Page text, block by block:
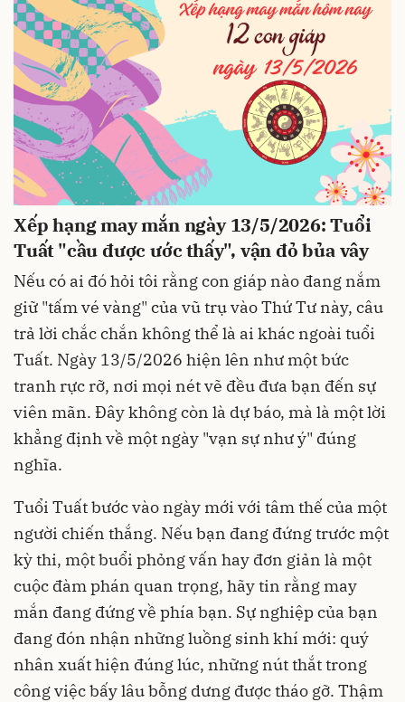
Xếp hạng may mắn ngày 13/5/2026: Tuổi
Tuất "cầu được ước thấy", vận đỏ bủa vây
Nếu có ai đó hỏi tôi rằng con giáp nào đang nắm
giữ "tấm vé vàng" của vũ trụ vào Thứ Tư này, câu
trả lời chắc chắn không thể là ai khác ngoài tuổi
Tuất. Ngày 13/5/2026 hiện lên như một bức
tranh rực rỡ, nơi mọi nét vẽ đều đưa bạn đến sự
viên mãn. Đây không còn là dự báo, mà là một lời
khẳng định về một ngày "vạn sự như ý" đúng
nghĩa.
Tuổi Tuất bước vào ngày mới với tâm thế của một
người chiến thắng. Nếu bạn đang đứng trước một
kỳ thi, một buổi phỏng vấn hay đơn giản là một
cuộc đàm phán quan trọng, hãy tin rằng may
mắn đang đứng về phía bạn. Sự nghiệp của bạn
đang đón nhận những luồng sinh khí mới: quý
nhân xuất hiện đúng lúc, những nút thắt trong
công việc bấy lâu bỗng dưng được tháo gỡ. Thậm